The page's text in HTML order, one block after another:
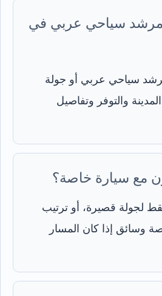
سياحي عربي في
سياحي عربي أو جولة
والتوفر وتفاصيل
مع سيارة خاصة؟
لجولة قصيرة، أو ترتيب
وسائق إذا كان المسار